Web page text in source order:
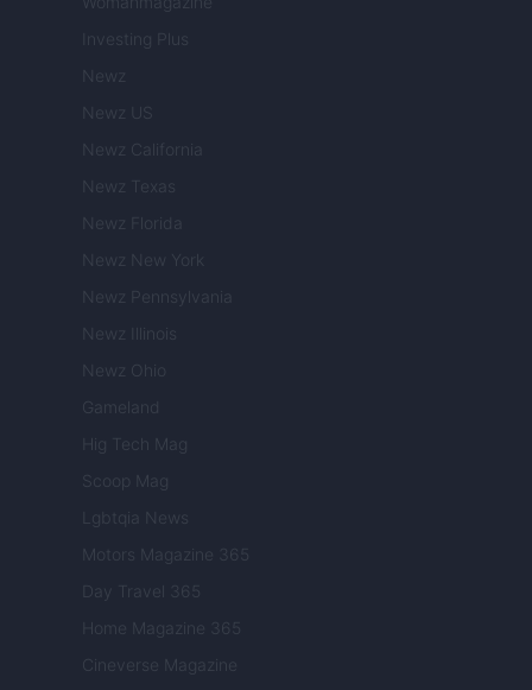
Investing Plus
Newz
Newz US
Newz California
Newz Texas
Newz Florida
Newz New York
Newz Pennsylvania
Newz Illinois
Newz Ohio
Gameland
Hig Tech Mag
Scoop Mag
Lgbtqia News
Motors Magazine 365
Day Travel 365
Home Magazine 365
Cineverse Magazine